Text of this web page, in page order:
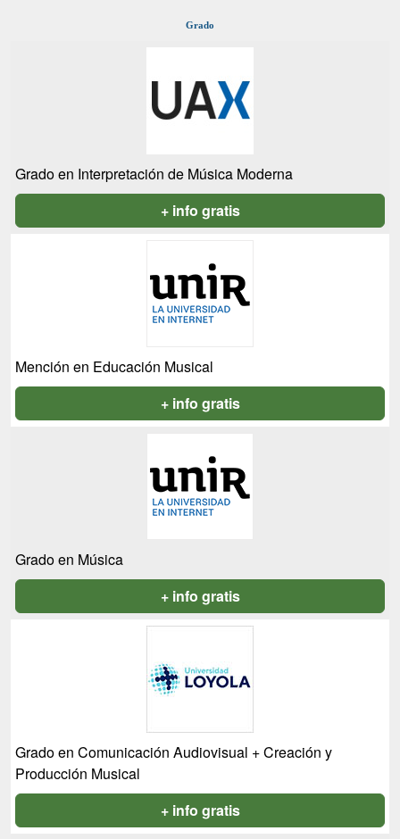
Grado
Grado en Interpretación de Música Moderna
+ info gratis
Mención en Educación Musical
+ info gratis
Grado en Música
+ info gratis
Grado en Comunicación Audiovisual + Creación y
Producción Musical
+ info gratis